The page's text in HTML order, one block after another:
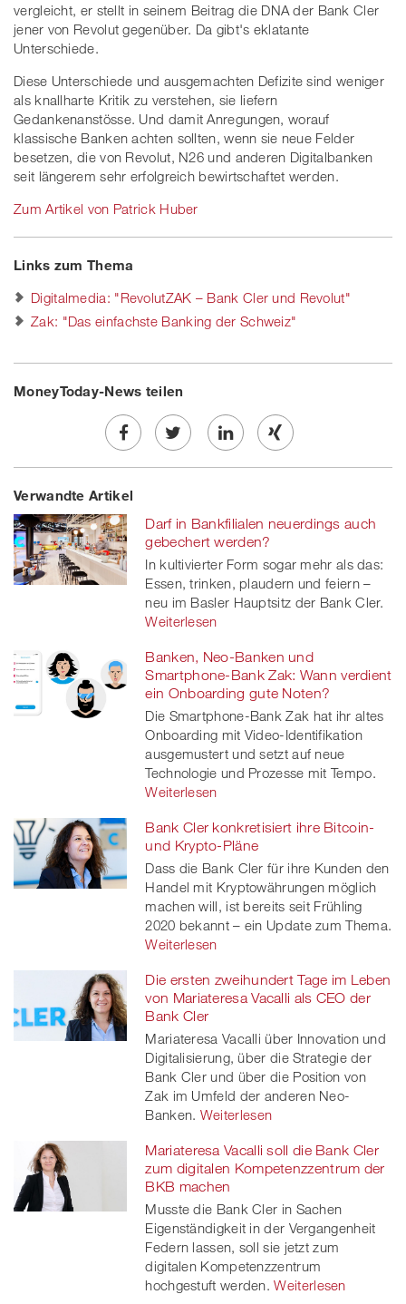
vergleicht, er stellt in seinem Beitrag die DNA der Bank Cler
jener von Revolut gegenüber. Da gibt's eklatante
Unterschiede.
Diese Unterschiede und ausgemachten Defizite sind weniger
als knallharte Kritik zu verstehen, sie liefern
Gedankenanstösse. Und damit Anregungen, worauf
klassische Banken achten sollten, wenn sie neue Felder
besetzen, die von Revolut, N26 und anderen Digitalbanken
seit längerem sehr erfolgreich bewirtschaftet werden.
Zum Artikel von Patrick Huber
Links zum Thema
Digitalmedia: "RevolutZAK – Bank Cler und Revolut"
Zak: "Das einfachste Banking der Schweiz"
MoneyToday-News teilen
Share
on
Facebook
Twe
on
twitt
er
Share
linkedin
Share
Xing
Verwandte Artikel
Darf in Bankfilialen neuerdings auch
gebechert werden?
In kultivierter Form sogar mehr als das:
Essen, trinken, plaudern und feiern –
neu im Basler Hauptsitz der Bank Cler.
Weiterlesen
Banken, Neo-Banken und
Smartphone-Bank Zak: Wann verdient
ein Onboarding gute Noten?
Die Smartphone-Bank Zak hat ihr altes
Onboarding mit Video-Identifikation
ausgemustert und setzt auf neue
Technologie und Prozesse mit Tempo.
Weiterlesen
Bank Cler konkretisiert ihre Bitcoin-
und Krypto-Pläne
Dass die Bank Cler für ihre Kunden den
Handel mit Kryptowährungen möglich
machen will, ist bereits seit Frühling
2020 bekannt – ein Update zum Thema.
Weiterlesen
Die ersten zweihundert Tage im Leben
von Mariateresa Vacalli als CEO der
Bank Cler
Mariateresa Vacalli über Innovation und
Digitalisierung, über die Strategie der
Bank Cler und über die Position von
Zak im Umfeld der anderen Neo-
Banken. Weiterlesen
Mariateresa Vacalli soll die Bank Cler
zum digitalen Kompetenzzentrum der
BKB machen
Musste die Bank Cler in Sachen
Eigenständigkeit in der Vergangenheit
Federn lassen, soll sie jetzt zum
digitalen Kompetenzzentrum
hochgestuft werden. Weiterlesen